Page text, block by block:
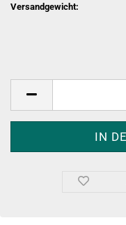
Versandgewicht: